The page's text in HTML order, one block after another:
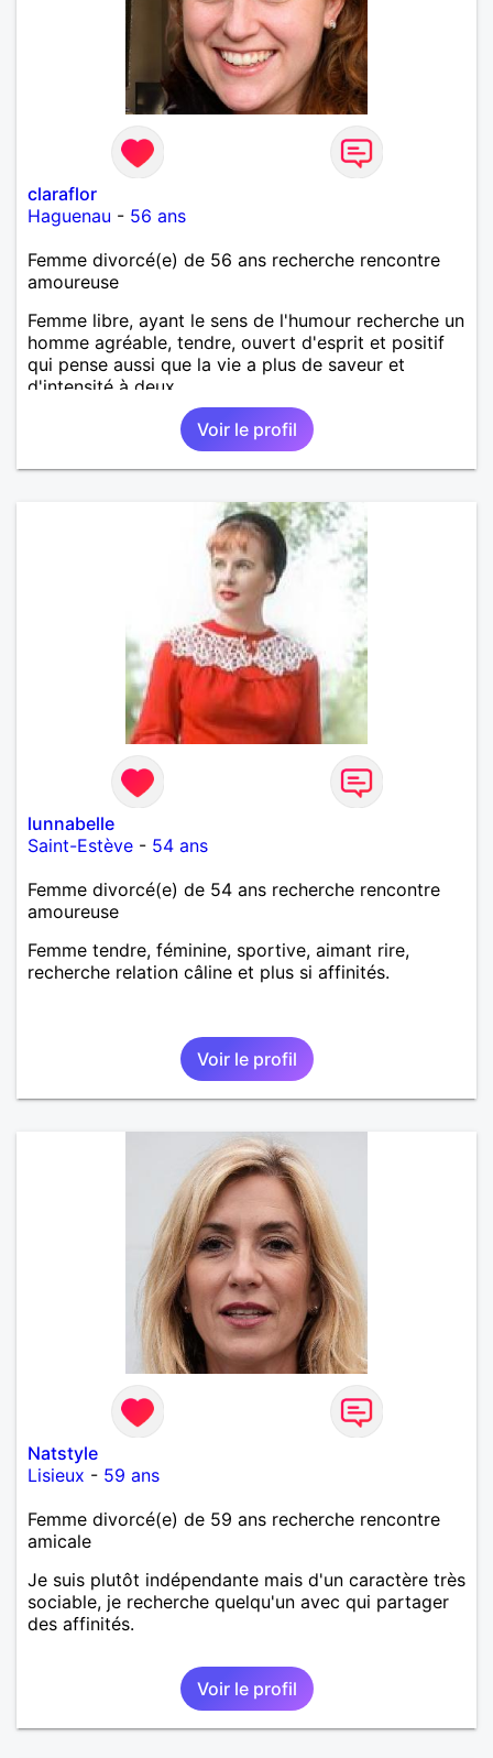
claraflor
Haguenau - 56 ans
Femme divorcé(e) de 56 ans recherche rencontre
amoureuse
Femme libre, ayant le sens de l'humour recherche un
homme agréable, tendre, ouvert d'esprit et positif
qui pense aussi que la vie a plus de saveur et
d'intensité à deux.
Voir le profil
lunnabelle
Saint-Estève - 54 ans
Femme divorcé(e) de 54 ans recherche rencontre
amoureuse
Femme tendre, féminine, sportive, aimant rire,
recherche relation câline et plus si affinités.
Voir le profil
Natstyle
Lisieux - 59 ans
Femme divorcé(e) de 59 ans recherche rencontre
amicale
Je suis plutôt indépendante mais d'un caractère très
sociable, je recherche quelqu'un avec qui partager
des affinités.
Voir le profil